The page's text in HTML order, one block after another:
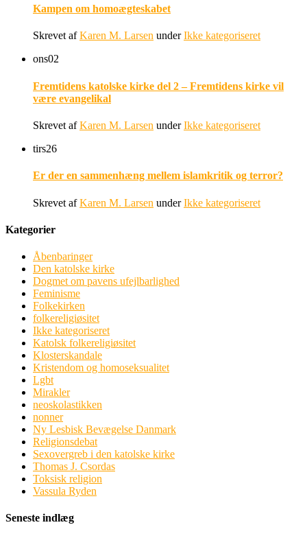
Kampen om homoægteskabet
Skrevet afKaren M. Larsen underIkke kategoriseret
ons02
Fremtidens katolske kirke del 2 – Fremtidens kirke vil
være evangelikal
Skrevet afKaren M. Larsen underIkke kategoriseret
tirs26
Er der en sammenhæng mellem islamkritik og terror?
Skrevet afKaren M. Larsen underIkke kategoriseret
Kategorier
Åbenbaringer
Den katolske kirke
Dogmet om pavens ufejlbarlighed
Feminisme
Folkekirken
folkereligiøsitet
Ikke kategoriseret
Katolsk folkereligiøsitet
Klosterskandale
Kristendom og homoseksualitet
Lgbt
Mirakler
neoskolastikken
nonner
Ny Lesbisk Bevægelse Danmark
Religionsdebat
Sexovergreb i den katolske kirke
Thomas J. Csordas
Toksisk religion
Vassula Ryden
Seneste indlæg